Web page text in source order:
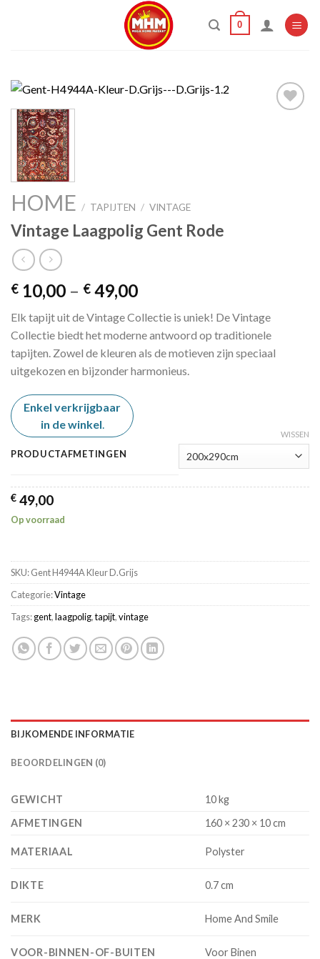
0
HOME / TAPIJTEN / VINTAGE
Vintage Laagpolig Gent Rode
€ 10,00 – € 49,00Price
€ 10,00
through
€ 49,00
Elk tapijt uit de Vintage Collectie is uniek! De Vintage
Collectie biedt het moderne antwoord op traditionele
tapijten. Zowel de kleuren als de motieven zijn speciaal
uitgekozen en bijzonder harmonieus.
Enkel verkrijgbaar
in de winkel.
PRODUCTAFMETINGEN
WISSEN
€ 49,00
Op voorraad
SKU:Gent H4944A Kleur D.Grijs
Categorie:Vintage
Tags:gent,laagpolig,tapijt,vintage
BIJKOMENDE INFORMATIE
BEOORDELINGEN (0)
GEWICHT
10 kg
AFMETINGEN
160 × 230 × 10 cm
MATERIAAL Polyster
DIKTE 0.7 cm
MERK Home And Smile
VOOR-BINNEN-OF-BUITEN Voor Binen